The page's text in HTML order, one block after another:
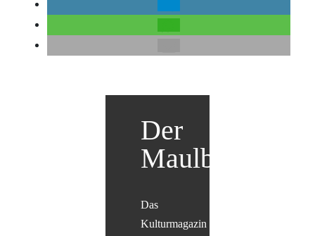
Der
Maulbär
Das
Kulturmagazin